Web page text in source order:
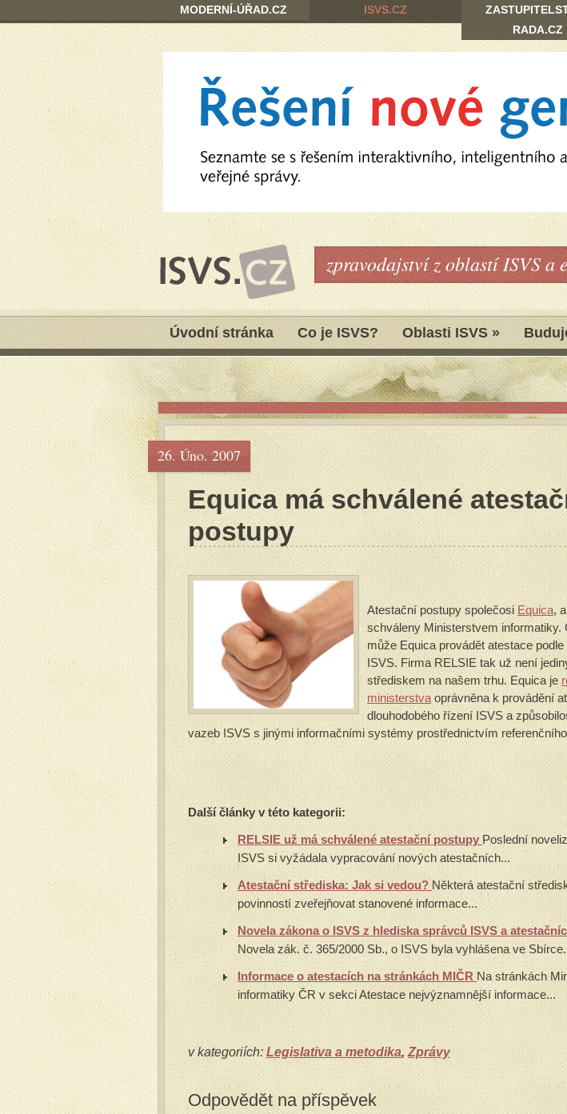
zpravodajství z oblastí ISVS a
Úvodní stránka Co je ISVS? Oblasti ISVS »
26. Úno. 2007
Equica má schválené
postupy
Atestační postupy společosi Equica,
schváleny Ministerstvem informatiky.
může Equica provádět atestace
ISVS. Firma RELSIE tak už není
střediskem na našem trhu. Equica je
ministerstva oprávněna k provádění
dlouhodobého řízení ISVS a
vazeb ISVS s jinými informačními systémy prostřednictvím
Další články v této kategorii:
RELSIE už má schválené atestační postupy Poslední
ISVS si vyžádala vypracování nových atestačních...
Atestační střediska: Jak si vedou? Některá atestační
povinností zveřejňovat stanovené informace...
Novela zákona o ISVS z hlediska správců ISVS a
Novela zák. č. 365/2000 Sb., o ISVS byla vyhlášena ve
Informace o atestacích na stránkách MIČR Na stránkách
informatiky ČR v sekci Atestace nejvýznamnější informace...
v kategoriích: Legislativa a metodika,Zprávy
Odpovědět na příspěvek
MODERNÍ-ÚŘAD.CZ ISVS.CZ
RADA.CZ